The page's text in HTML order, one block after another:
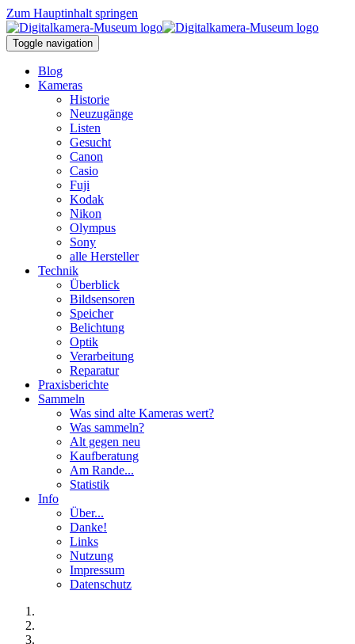
Zum Hauptinhalt springen
Toggle navigation
Blog
Kameras
Historie
Neuzugänge
Listen
Gesucht
Canon
Casio
Fuji
Kodak
Nikon
Olympus
Sony
alle Hersteller
Technik
Überblick
Bildsensoren
Speicher
Belichtung
Optik
Verarbeitung
Reparatur
Praxisberichte
Sammeln
Was sind alte Kameras wert?
Was sammeln?
Alt gegen neu
Kaufberatung
Am Rande...
Statistik
Info
Über...
Danke!
Links
Nutzung
Impressum
Datenschutz